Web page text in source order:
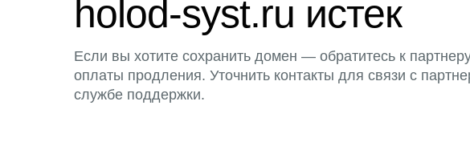
holod-syst.ru истек
Если вы хотите сохранить домен — обратитесь к
оплаты продления. Уточнить контакты для связи с
службе поддержки.